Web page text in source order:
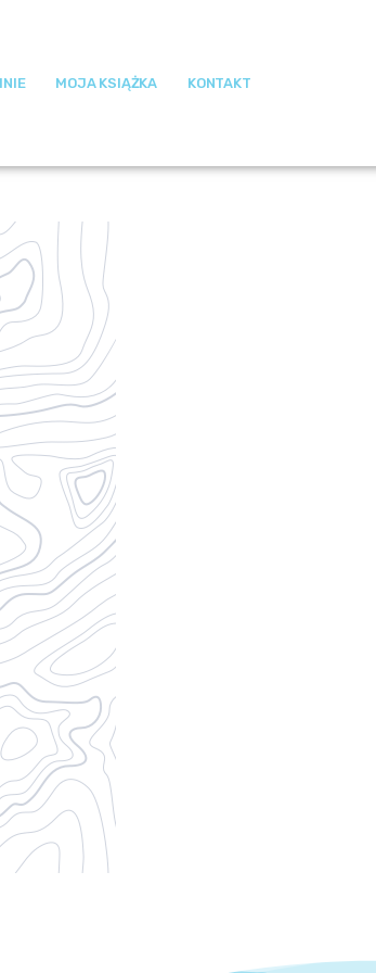
MOJA KSIĄŻKA KONTAKT